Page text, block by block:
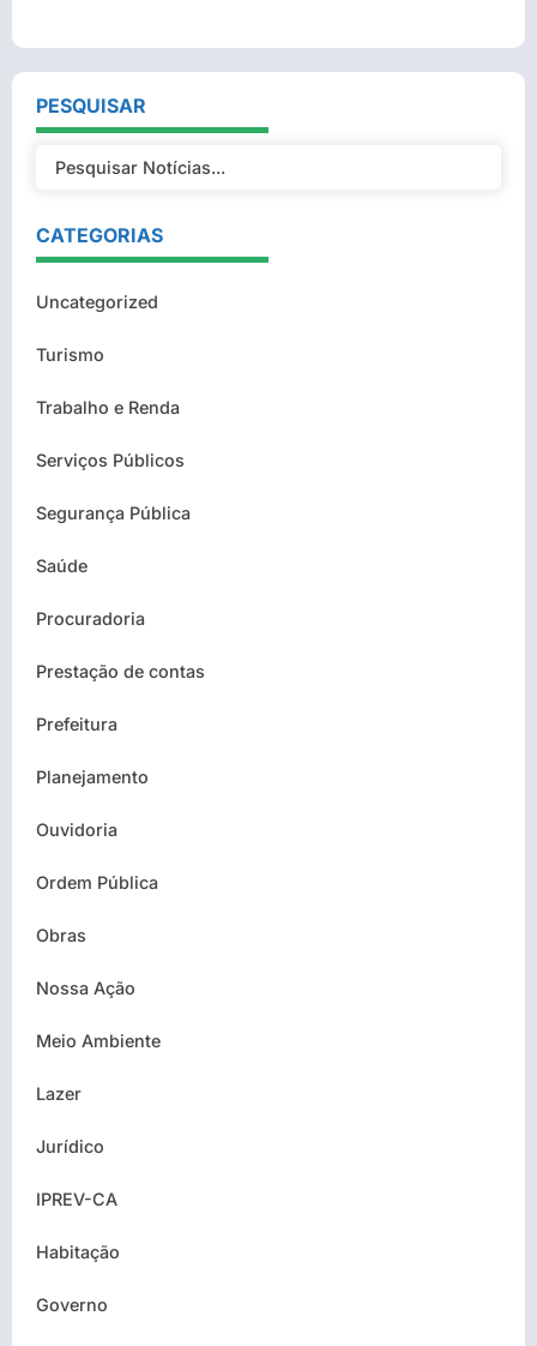
PESQUISAR
CATEGORIAS
Uncategorized
Turismo
Trabalho e Renda
Serviços Públicos
Segurança Pública
Saúde
Procuradoria
Prestação de contas
Prefeitura
Planejamento
Ouvidoria
Ordem Pública
Obras
Nossa Ação
Meio Ambiente
Lazer
Jurídico
IPREV-CA
Habitação
Governo